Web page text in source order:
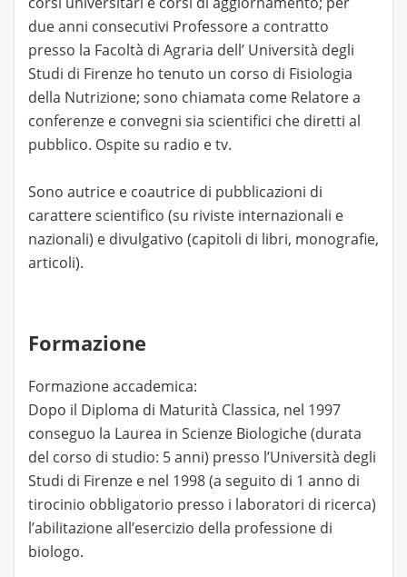
due anni consecutivi Professore a contratto
presso la Facoltà di Agraria dell’ Università degli
Studi di Firenze ho tenuto un corso di Fisiologia
della Nutrizione; sono chiamata come Relatore a
conferenze e convegni sia scientifici che diretti al
pubblico. Ospite su radio e tv.
Sono autrice e coautrice di pubblicazioni di
carattere scientifico (su riviste internazionali e
nazionali) e divulgativo (capitoli di libri, monografie,
articoli).
Formazione
Formazione accademica:
Dopo il Diploma di Maturità Classica, nel 1997
conseguo la Laurea in Scienze Biologiche (durata
del corso di studio: 5 anni) presso l’Università degli
Studi di Firenze e nel 1998 (a seguito di 1 anno di
tirocinio obbligatorio presso i laboratori di ricerca)
l’abilitazione all’esercizio della professione di
biologo.